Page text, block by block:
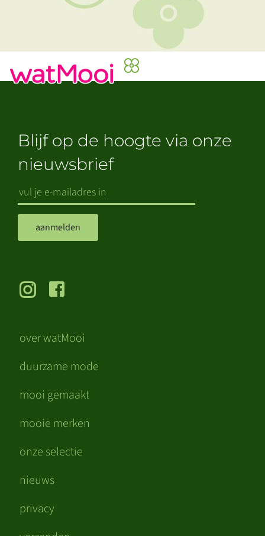
over watMooi
duurzame mode
mooi gemaakt
mooie merken
onze selectie
nieuws
privacy
Blijf op de hoogte via onze
nieuwsbrief
aanmelden